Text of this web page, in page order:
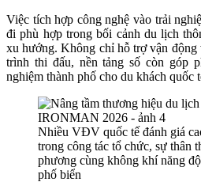
Việc tích hợp công nghệ vào trải
đi phù hợp trong bối cảnh du lịch
xu hướng. Không chỉ hỗ trợ vận động
trình thi đấu, nền tảng số còn góp
nghiệm thành phố cho du khách quốc
Nhiều VĐV quốc tế đánh giá
trong công tác tổ chức, sự thân
phương cùng không khí năng
phố biển